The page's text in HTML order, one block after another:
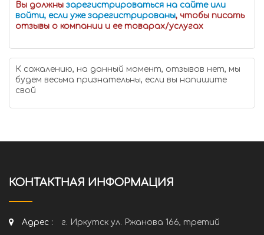
Вы должны зарегистрироваться на сайте или
войти, если уже зарегистрированы, чтобы писать
отзывы о компании и ее товарах/услугах
К сожалению, на данный момент, отзывов нет, мы
будем весьма признательны, если вы напишите
свой
КОНТАКТНАЯ ИНФОРМАЦИЯ
Адрес :
г. Иркутск ул. Ржанова 166, третий